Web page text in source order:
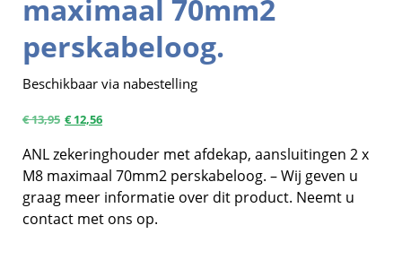
maximaal 70mm2
perskabeloog.
Beschikbaar via nabestelling
€13,95 €12,56
ANL zekeringhouder met afdekap, aansluitingen 2 x
M8 maximaal 70mm2 perskabeloog. – Wij geven u
graag meer informatie over dit product. Neemt u
contact met ons op.